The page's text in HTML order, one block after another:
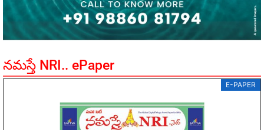
నమస్తే NRI.. ePaper
E-PAPER